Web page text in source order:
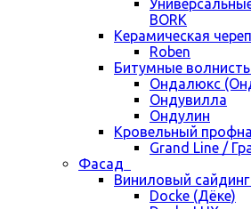
BORK
Керамическая
Roben
Битумные
Ондалюкс
Ондувилла
Ондулин
Кровельный
Grand Line /
Фасад
Виниловый сайдинг
Docke (Дёке)